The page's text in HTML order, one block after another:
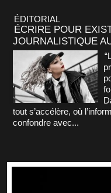
ÉDITORIAL
ÉCRIRE POUR
JOURNALISTIQUE
tout s’accélère, où
confondre avec...